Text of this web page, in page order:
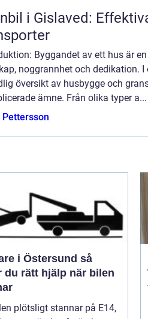
i Gislaved:
Byggandet av ett hus är
noggrannhet och dedikation.
översikt av husbygge och
ämne. Från olika typer a...
i Östersund så
du rätt hjälp när bilen
plötsligt stannar på E14,